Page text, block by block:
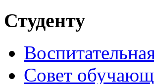
Студенту
Совет